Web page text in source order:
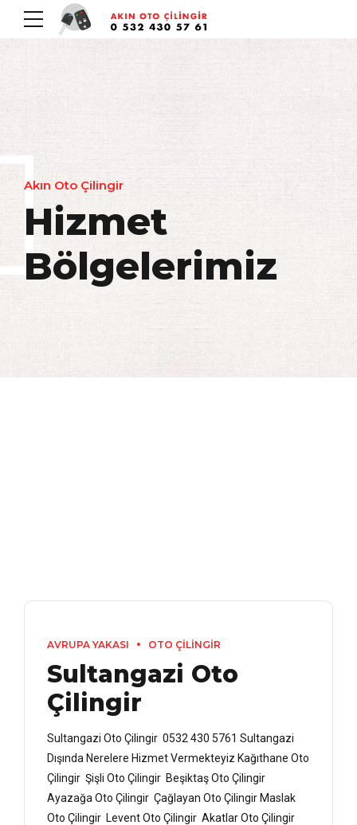
Akın Oto Çilingir
Hizmet
Bölgelerimiz
AVRUPA YAKASI OTO ÇİLİNGİR
Sultangazi Oto
Çilingir
Sultangazi Oto Çilingir 0532 430 5761 Sultangazi
Dışında Nerelere Hizmet Vermekteyiz Kağıthane Oto
Çilingir Şişli Oto Çilingir Beşiktaş Oto Çilingir
Ayazağa Oto Çilingir Çağlayan Oto Çilingir Maslak
Oto Çilingir Levent Oto Çilingir Akatlar Oto Çilingir